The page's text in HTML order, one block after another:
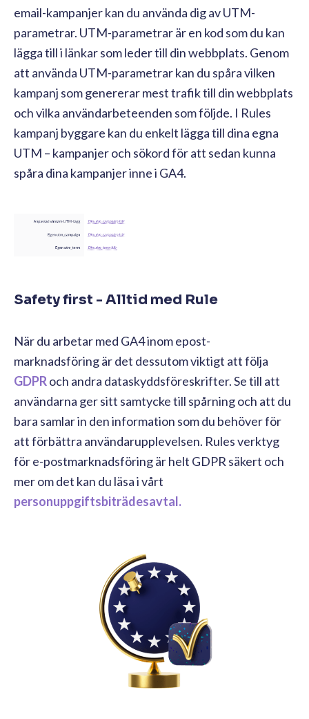
email-kampanjer kan du använda dig av UTM-
parametrar. UTM-parametrar är en kod som du kan
lägga till i länkar som leder till din webbplats. Genom
att använda UTM-parametrar kan du spåra vilken
kampanj som genererar mest trafik till din webbplats
och vilka användarbeteenden som följde. I Rules
kampanj byggare kan du enkelt lägga till dina egna
UTM – kampanjer och sökord för att sedan kunna
spåra dina kampanjer inne i GA4.
Safety first - Alltid med Rule
När du arbetar med GA4 inom epost-
marknadsföring är det dessutom viktigt att följa
GDPRoch andra dataskyddsföreskrifter. Se till att
användarna ger sitt samtycke till spårning och att du
bara samlar in den information som du behöver för
att förbättra användarupplevelsen. Rules verktyg
för e-postmarknadsföring är helt GDPR säkert och
mer om det kan du läsa i vårt
personuppgiftsbiträdesavtal.